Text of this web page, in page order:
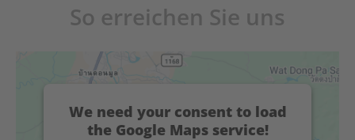
So erreichen Sie uns
We need your consent to load
the Google Maps service!